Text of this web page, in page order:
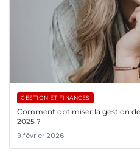
GESTION ET FINANCES
Comment optimiser la gestion
2025 ?
9 février 2026